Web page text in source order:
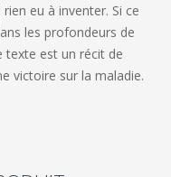
eu à inventer. Si ce
les profondeurs de
texte est un récit de
victoire sur la maladie.